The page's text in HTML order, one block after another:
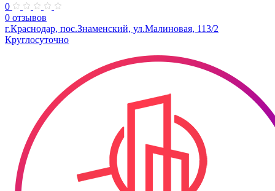
0
0 отзывов
г.Краснодар, пос.Знаменский, ул.Малиновая, 113/2
Круглосуточно